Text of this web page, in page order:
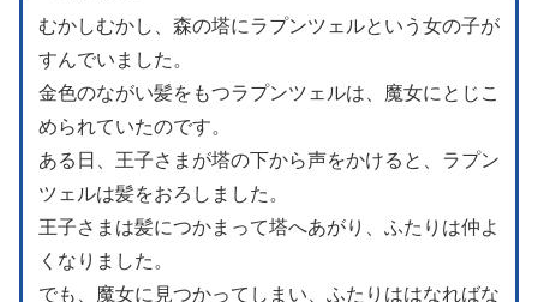
むかしむかし、森の塔にラプンツェルという女の子が
すんでいました。
金色のながい髪をもつラプンツェルは、魔女にとじこ
められていたのです。
ある日、王子さまが塔の下から声をかけると、ラプン
ツェルは髪をおろしました。
王子さまは髪につかまって塔へあがり、ふたりは仲よ
くなりました。
でも、魔女に見つかってしまい、ふたりははなればな